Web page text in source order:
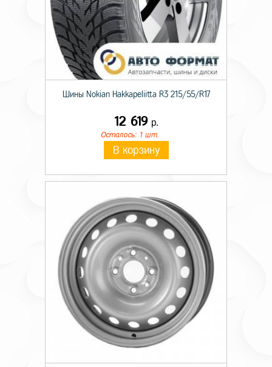
Шины Nokian Hakkapeliitta R3 215/55/R17
12 619р.
Осталось: 1 шт.
В корзину